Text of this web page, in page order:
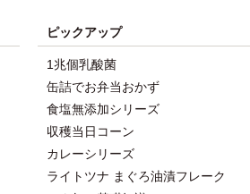
ピックアップ
1兆個乳酸菌
缶詰でお弁当おかず
食塩無添加シリーズ
収穫当日コーン
カレーシリーズ
ライトツナ まぐろ油漬フレーク